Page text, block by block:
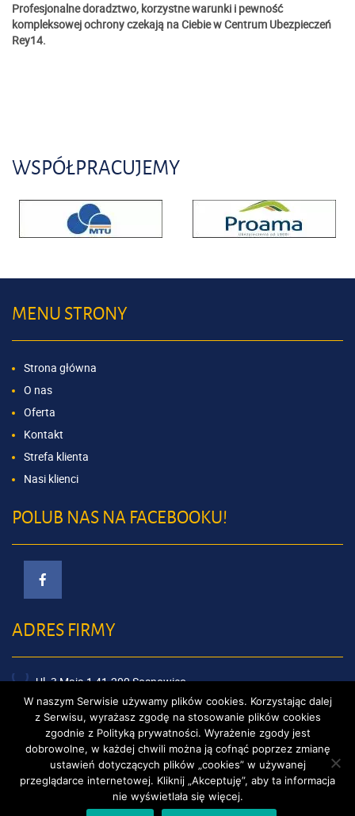
Profesjonalne doradztwo, korzystne warunki i pewność
kompleksowej ochrony czekają na Ciebie w Centrum Ubezpieczeń
Rey14.
WSPÓŁPRACUJEMY
MENU STRONY
Strona główna
O nas
Oferta
Kontakt
Strefa klienta
Nasi klienci
POLUB NAS NA FACEBOOKU!
ADRES FIRMY
Ul. 3 Maja 1 41-200 Sosnowiec,
Ul. Wojska Polskiego 21 41-300 Dąbrowa Górnicza,
W naszym Serwisie używamy plików cookies. Korzystając dalej
z Serwisu, wyrażasz zgodę na stosowanie plików cookies
zgodnie z Polityką prywatności. Wyrażenie zgody jest
dobrowolne, w każdej chwili można ją cofnąć poprzez zmianę
ustawień dotyczących plików „cookies” w używanej
przeglądarce internetowej. Kliknij „Akceptuję”, aby ta informacja
nie wyświetlała się więcej.